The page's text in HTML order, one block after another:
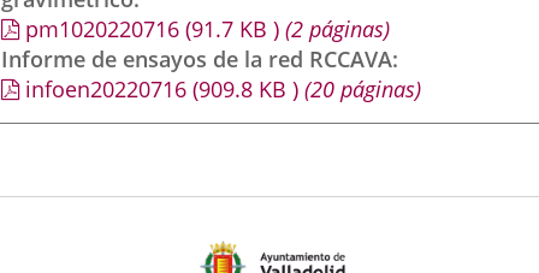
pm1020220716 (91.7 KB ) (2 páginas)
Informe de ensayos de la red RCCAVA
infoen20220716 (909.8 KB ) (20 páginas)